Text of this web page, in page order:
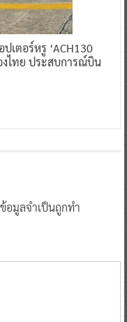
เตอร์หรู ‘ACH130
งไทย ประสบการณ์บิน
อมูลจำเป็นถูกทำ